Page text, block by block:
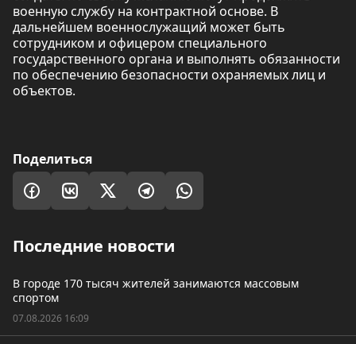
военную службу на контрактной основе. В
дальнейшем военнослужащий может быть
сотрудником и офицером специального
государственного органа и выполнять обязанности
по обеспечению безопасности охраняемых лиц и
объектов.
Поделиться
Последние новости
В городе 170 тысяч жителей занимаются массовым
спортом
07.08.2026 16:09